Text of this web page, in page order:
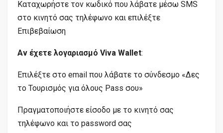
Καταχωρήστε τον κωδικό που λάβατε μέσω SMS
στο κινητό σας τηλέφωνο και επιλέξτε
Επιβεβαίωση
Αν έχετε λογαριασμό Viva Wallet:
Επιλέξτε στο email που λάβατε το σύνδεσμο «Δες
το Τουρισμός για όλους Pass σου»
Πραγματοποιήστε είσοδο με το κινητό σας
τηλέφωνο και το password σας